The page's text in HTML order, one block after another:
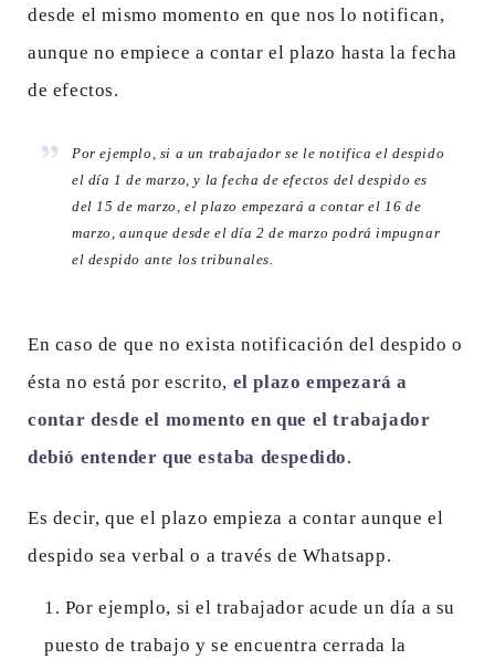
desde el mismo momento en que nos lo notifican,
aunque no empiece a contar el plazo hasta la fecha
de efectos.
Por ejemplo, si a un trabajador se le notifica el despido
el día 1 de marzo, y la fecha de efectos del despido es
del 15 de marzo, el plazo empezará a contar el 16 de
marzo, aunque desde el día 2 de marzo podrá impugnar
el despido ante los tribunales.
En caso de que no exista notificación del despido o
ésta no está por escrito, el plazo empezará a
contar desde el momento en que el trabajador
debió entender que estaba despedido.
Es decir, que el plazo empieza a contar aunque el
despido sea verbal o a través de Whatsapp.
Por ejemplo, si el trabajador acude un día a su
puesto de trabajo y se encuentra cerrada la